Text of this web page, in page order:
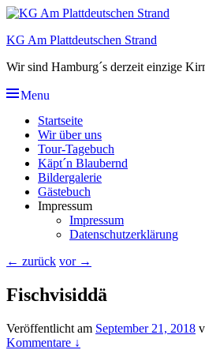
Skip
content
KG Am Plattdeutschen Strand
Wir sind Hamburg´s derzeit einzige
Menu
Hauptmenü
Startseite
Wir über uns
Tour-Tagebuch
Käpt´n Blaubernd
Bildergalerie
Gästebuch
Impressum
Impressum
Datenschutzerklärung
Beitragsnavigation
← zurück vor →
Fischvisiddä
Veröffentlicht am September 21, 2018
Kommentare ↓